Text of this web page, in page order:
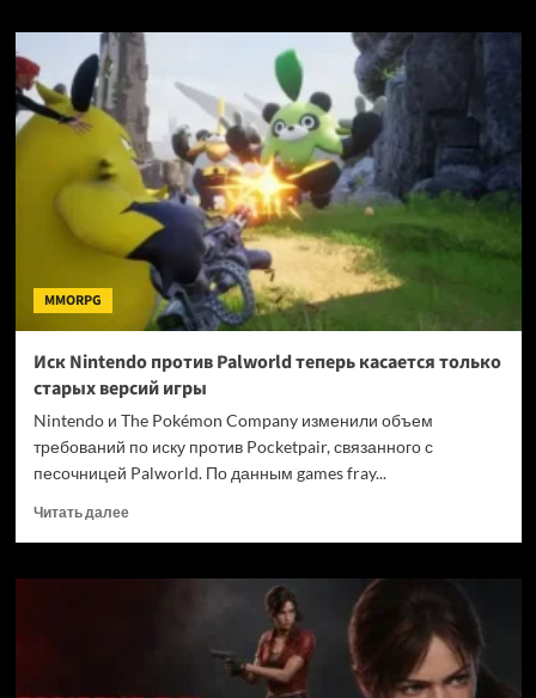
Nintendo
акции
повышением
цен
на
Switch
2
и
слабым
прогнозом,
акции
подорожали
на
10
MMORPG
Иск Nintendo против Palworld теперь касается только
старых версий игры
Nintendo и The Pokémon Company изменили объем
требований по иску против Pocketpair, связанного с
песочницей Palworld. По данным games fray...
Читать далееПрочитать
Иск